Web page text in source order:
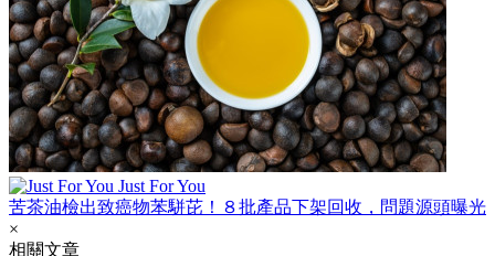
Just For You
苦茶油檢出致癌物苯駢芘！８批產品下架回收，問題源頭曝光
×
相關文章